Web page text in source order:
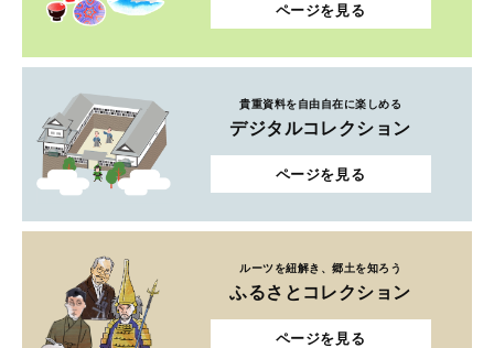
ページを見る
貴重資料を自由自在に楽しめる
デジタルコレクション
ページを見る
ルーツを紐解き、郷土を知ろう
ふるさとコレクション
ページを見る